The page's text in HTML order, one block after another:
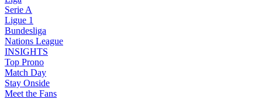
Serie A
Ligue 1
Bundesliga
Nations League
INSIGHTS
Top Prono
Match Day
Stay Onside
Meet the Fans